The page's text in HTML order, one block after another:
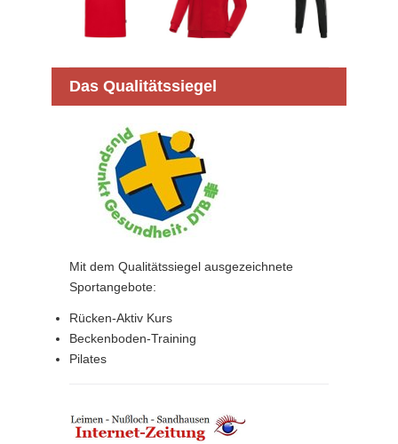
Das Qualitätssiegel
Mit dem Qualitätssiegel ausgezeichnete
Sportangebote:
Rücken-Aktiv Kurs
Beckenboden-Training
Pilates